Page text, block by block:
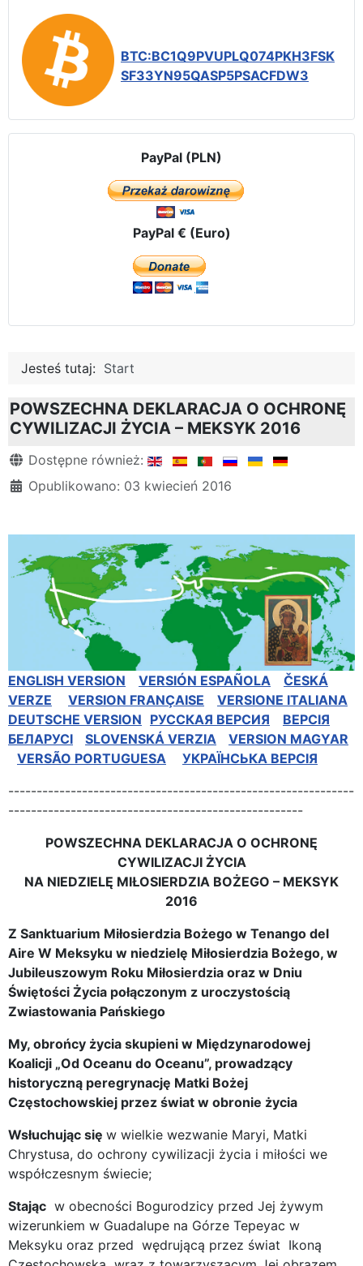
BTC:BC1Q9PVUPLQ074PKH3FSK
SF33YN95QASP5PSACFDW3
PayPal (PLN)
PayPal € (Euro)
Jesteś tutaj: Start
POWSZECHNA DEKLARACJA O OCHRONĘ
CYWILIZACJI ŻYCIA – MEKSYK 2016
Szczegóły
Dostępne również:
Opublikowano: 03 kwiecień 2016
ENGLISH VERSION VERSIÓN ESPAÑOLA
ČESKÁ
VERZE
VERSION FRANÇAISE
VERSIONE ITALIANA
DEUTSCHE VERSION РУССКАЯ BЕРСИЯ
BEPCIЯ
БЕЛАРУСІ
SLOVENSKÁ VERZIA
VERSION MAGYAR
VERSÃO PORTUGUESA
УКРАЇНСЬКА ВЕРСІЯ
-------------------------------------------------------------
----------------------------------------------------
POWSZECHNA DEKLARACJA O OCHRONĘ
CYWILIZACJI ŻYCIA
NA NIEDZIELĘ MIŁOSIERDZIA BOŻEGO – MEKSYK
2016
Z Sanktuarium Miłosierdzia Bożego w Tenango del
Aire W Meksyku w niedzielę Miłosierdzia Bożego, w
Jubileuszowym Roku Miłosierdzia oraz w Dniu
Świętości Życia połączonym z uroczystością
Zwiastowania Pańskiego
My, obrońcy życia skupieni w Międzynarodowej
Koalicji „Od Oceanu do Oceanu”, prowadzący
historyczną peregrynację Matki Bożej
Częstochowskiej przez świat w obronie życia
Wsłuchując się w wielkie wezwanie Maryi, Matki
Chrystusa, do ochrony cywilizacji życia i miłości we
współczesnym świecie;
Stając w obecności Bogurodzicy przed Jej żywym
wizerunkiem w Guadalupe na Górze Tepeyac w
Meksyku oraz przed wędrującą przez świat Ikoną